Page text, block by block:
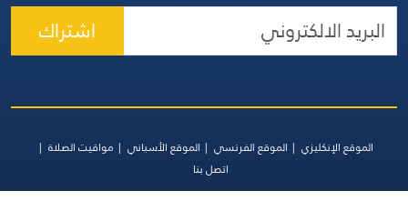
اشتراك
الموقع الإنكليزي الموقع الفرنسي الموقع الأسباني
مواقيت الصلاة
اتصل بنا